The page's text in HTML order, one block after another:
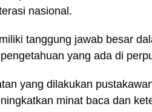
nasional.
tanggung jawab besar
yang ada di
yang dilakukan
minat baca dan